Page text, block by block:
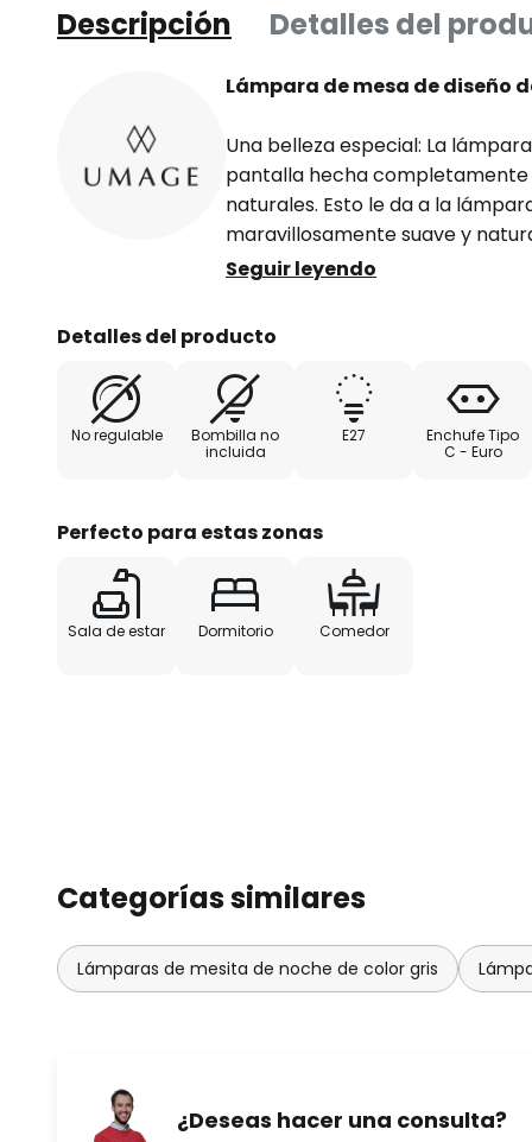
Descripción Detalles del
Lámpara de mesa de diseño
Una belleza especial: La
pantalla hecha completamente
naturales. Esto le da a la
maravillosamente suave y
suave y muy agradable. El
lámpara de mesa Eos micro es
como lámpara de cabecera.
El diseño de esta extraordinaria
sostenibilidad. Los modelos son
inspirados por la belleza de los
Seguir leyendo
Detalles del producto
No regulable
Bombilla no
incluida
E27
Enchufe Tipo
C - Euro
Perfecto para estas zonas
Sala de estar Dormitorio Comedor
Categorías similares
Lámparas de mesita de noche de color gris
¿Deseas hacer una consulta?